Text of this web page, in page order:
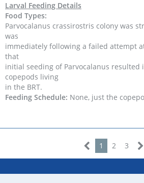
Larval Feeding Details
Food Types:
Parvocalanus crassirostris colony was
was
immediately following a failed attempt
that
initial seeding of Parvocalanus resulted
copepods living
in the BRT.
Feeding Schedule: None, just the
1 2 3